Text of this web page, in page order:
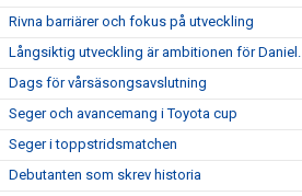
Rivna barriärer och fokus på utveckling
Långsiktig utveckling är ambitionen för Daniel.
Dags för vårsäsongsavslutning
Seger och avancemang i Toyota cup
Seger i toppstridsmatchen
Debutanten som skrev historia